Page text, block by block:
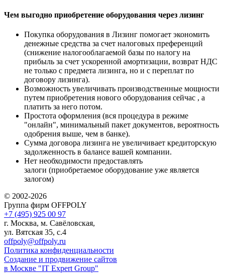
Чем выгодно приобретение оборудования через лизинг
Покупка оборудования в Лизинг помогает экономить
денежные средства за счет налоговых преференций
(снижение налогооблагаемой базы по налогу на
прибыль за счет ускоренной амортизации, возврат НДС
не только с предмета лизинга, но и с переплат по
договору лизинга).
Возможность увеличивать производственные мощности
путем приобретения нового оборудования сейчас , а
платить за него потом.
Простота оформления (вся процедура в режиме
"онлайн", минимальный пакет документов, вероятность
одобрения выше, чем в банке).
Сумма договора лизинга не увеличивает кредиторскую
задолженность в балансе вашей компании.
Нет необходимости предоставлять
залоги (приобретаемое оборудование уже является
залогом)
© 2002-2026
Группа фирм OFFPOLY
+7 (495) 925 00 97
г. Москва, м. Савёловская,
ул. Вятская 35, с.4
offpoly@offpoly.ru
Политика конфиденциальности
Создание и продвижение сайтов
в Москве "IT Expert Group"